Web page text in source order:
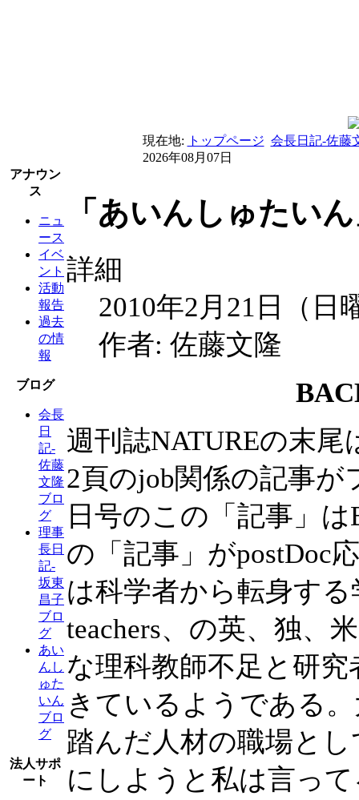
現在地: トップページ 会長日記-佐藤
2026年08月07日
アナウン
ス
ニュ
ース
イベ
ント
活動
報告
過去
の情
報
ブログ
会長
日
記-
佐藤
文隆
ブロ
グ
理事
長日
記-
坂東
昌子
ブロ
グ
あい
んし
ゅた
いん
ブロ
グ
法人サポ
ート
「あいんしゅたい
詳細
2010年2月21日（日
作者: 佐藤文隆
週刊誌NATUREの末
2頁のjob関係の記事が
日号のこの「記事」
の「記事」がpostDoc
は科学者から転身する
teachers、の英、独、
な理科教師不足と研
きているようである
踏んだ人材の職場と
にしようと私は言っ